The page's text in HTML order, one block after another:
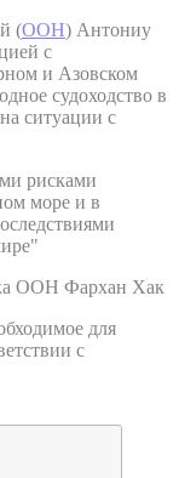
(ООН) Антониу
с
и Азовском
судоходство в
ситуации с
рисками
море и в
ООН Фархан Хак
для
с